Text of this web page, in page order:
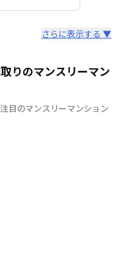
ィークリーマンション
ウィークリーマンショ
任せください！ 7日間
が頂けます。当社で
の用途に応じて快適な
さらに表示する ▼
りのマンスリーマン
目のマンスリーマンション